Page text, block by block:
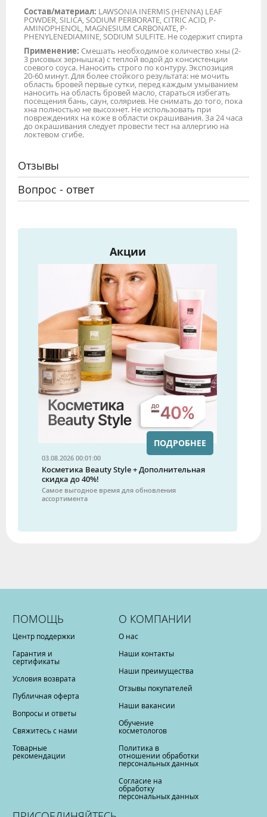
Состав/материал: LAWSONIA INERMIS (HENNA) LEAF
POWDER, SILICA, SODIUM PERBORATE, CITRIC ACID, P-
AMINOPHENOL, MAGNESIUM CARBONATE, P-
PHENYLENEDIAMINE, SODIUM SULFITE. Не содержит спирта
Применение: Смешать необходимое количество хны (2-
3 рисовых зернышка) с теплой водой до консистенции
соевого соуса. Наносить строго по контуру. Экспозиция
20-60 минут. Для более стойкого результата: не мочить
область бровей первые сутки, перед каждым умыванием
наносить на область бровей масло, стараться избегать
посещения бань, саун, соляриев. Не снимать до того, пока
хна полностью не высохнет. Не использовать при
повреждениях на коже в области окрашивания. За 24 часа
до окрашивания следует провести тест на аллергию на
локтевом сгибе.
Отзывы
Вопрос - ответ
Акции
03.08.2026 00:01:00
Косметика Beauty Style + Дополнительная
скидка до 40%!
Самое выгодное время для обновления
ассортимента
ПОДРОБНЕЕ
ПОМОЩЬ
Центр поддержки
Гарантия и
сертификаты
Условия возврата
Публичная оферта
Вопросы и ответы
Свяжитесь с нами
Товарные
рекомендации
О КОМПАНИИ
О нас
Наши контакты
Наши преимущества
Отзывы покупателей
Наши вакансии
Обучение
косметологов
Политика в
отношении обработки
персональных данных
Согласие на
обработку
персональных данных